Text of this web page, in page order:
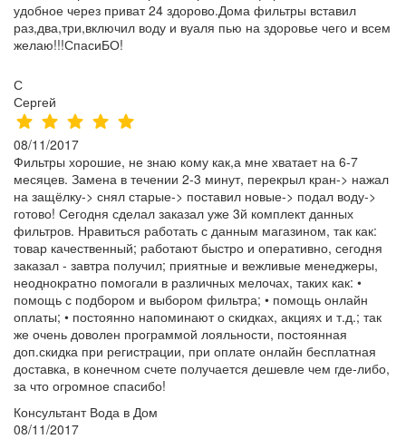
удобное через приват 24 здорово.Дома фильтры вставил
раз,два,три,включил воду и вуаля пью на здоровье чего и всем
желаю!!!СпасиБО!
С
Сергей
08/11/2017
Фильтры хорошие, не знаю кому как,а мне хватает на 6-7
месяцев. Замена в течении 2-3 минут, перекрыл кран-> нажал
на защёлку-> снял старые-> поставил новые-> подал воду->
готово! Сегодня сделал заказал уже 3й комплект данных
фильтров. Нравиться работать с данным магазином, так как:
товар качественный; работают быстро и оперативно, сегодня
заказал - завтра получил; приятные и вежливые менеджеры,
неоднократно помогали в различных мелочах, таких как: •
помощь с подбором и выбором фильтра; • помощь онлайн
оплаты; • постоянно напоминают о скидках, акциях и т.д.; так
же очень доволен программой лояльности, постоянная
доп.скидка при регистрации, при оплате онлайн бесплатная
доставка, в конечном счете получается дешевле чем где-либо,
за что огромное спасибо!
Консультант Вода в Дом
08/11/2017